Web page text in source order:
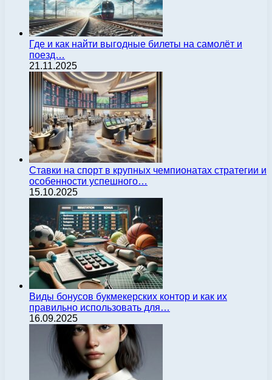
Где и как найти выгодные билеты на самолёт и
поезд…
21.11.2025
Ставки на спорт в крупных чемпионатах стратегии и
особенности успешного…
15.10.2025
Виды бонусов букмекерских контор и как их
правильно использовать для…
16.09.2025